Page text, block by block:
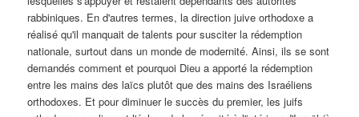
rabbiniques. En d'autres termes, la direction juive orthodoxe a
réalisé qu'il manquait de talents pour susciter la rédemption
nationale, surtout dans un monde de modernité. Ainsi, ils se sont
demandés comment et pourquoi Dieu a apporté la rédemption
entre les mains des laïcs plutôt que des mains des Israéliens
orthodoxes. Et pour diminuer le succès du premier, les juifs